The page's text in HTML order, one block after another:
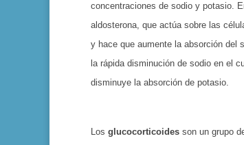
concentraciones de sodio y potasio.
aldosterona, que actúa sobre las
y hace que aumente la absorción del
la rápida disminución de sodio en el
dis­minuye la absorción de potasio.
Los glucocorticoides son un grupo